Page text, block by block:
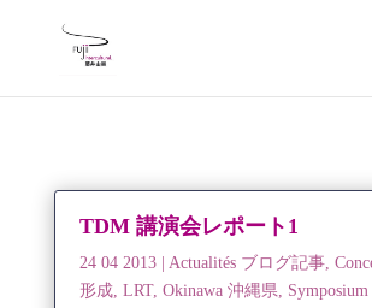
TDM 講演会レポート1
24 04 2013| Actualités ブログ記事,
形成, LRT, Okinawa 沖縄県,